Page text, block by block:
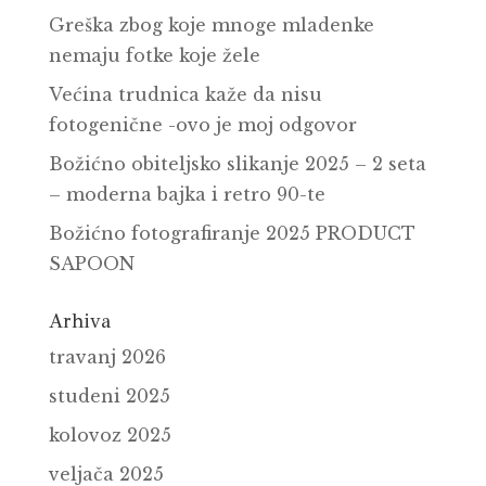
Greška zbog koje mnoge mladenke
nemaju fotke koje žele
Većina trudnica kaže da nisu
fotogenične -ovo je moj odgovor
Božićno obiteljsko slikanje 2025 – 2 seta
– moderna bajka i retro 90-te
Božićno fotografiranje 2025 PRODUCT
SAPOON
Arhiva
travanj 2026
studeni 2025
kolovoz 2025
veljača 2025